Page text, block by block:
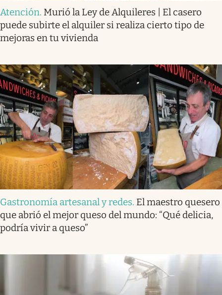
Atención. Murió la Ley de Alquileres | El casero
puede subirte el alquiler si realiza cierto tipo de
mejoras en tu vivienda
Gastronomía artesanal y redes. El maestro quesero
que abrió el mejor queso del mundo: “Qué delicia,
podría vivir a queso”